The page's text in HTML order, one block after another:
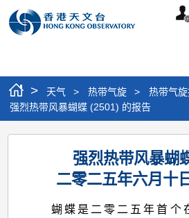
个
> 天气 > 热带气旋 > 热带气
强烈热带风暴蝴蝶 (2501) 的报告
强
强烈热带风暴蝴
二零二五年六月十
蝴蝶是二零二五年首个